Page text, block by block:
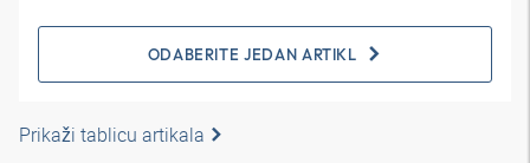
ODABERITE JEDAN ARTIKL
Prikaži tablicu artikala